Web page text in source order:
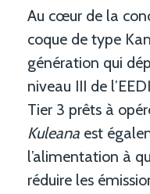
Au cœur de la
coque de type
génération qui
niveau III de
Tier 3 prêts à
Kuleana est
l’alimentation à
réduire les